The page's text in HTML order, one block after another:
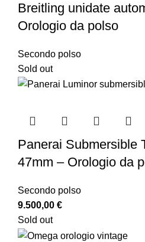
Breitling unidate
Orologio da polso
Secondo polso
Sold out
Panerai Submersible
47mm – Orologio da
Secondo polso
9.500,00 €
Sold out